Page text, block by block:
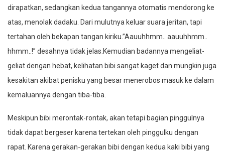
dirapatkan, sedangkan kedua tangannya otomatis mendorong ke
atas, menolak dadaku. Dari mulutnya keluar suara jeritan, tapi
tertahan oleh bekapan tangan kiriku.”Aauuhhmm.. aauuhhmm..
hhmm..!” desahnya tidak jelas.Kemudian badannya mengeliat-
geliat dengan hebat, kelihatan bibi sangat kaget dan mungkin juga
kesakitan akibat penisku yang besar menerobos masuk ke dalam
kemaluannya dengan tiba-tiba.
Meskipun bibi merontak-rontak, akan tetapi bagian pinggulnya
tidak dapat bergeser karena tertekan oleh pinggulku dengan
rapat. Karena gerakan-gerakan bibi dengan kedua kaki bibi yang